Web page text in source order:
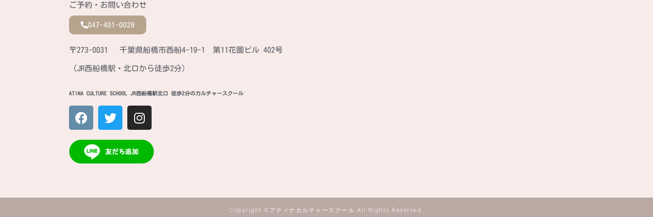
ご予約・お問い合わせ
047-401-0029
〒273-0031 千葉県船橋市西船4-19-1 第11花園ビル 402号
（JR西船橋駅・北口から徒歩2分）
ATINA CULTURE SCHOOL JR西船橋駅北口 徒歩2分のカルチャースクール
Copyright ©アティナカルチャースクール All Rights Reserved.